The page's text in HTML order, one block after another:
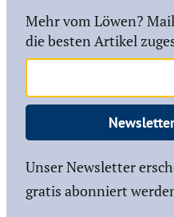
Mehr vom Löwen?
die besten Artikel
Unser Newsletter
gratis abonniert